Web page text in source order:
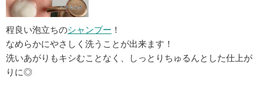
程良い泡立ちのシャンプー ！
なめらかにやさしく洗うことが出来ます！
洗いあがりもキシむことなく、しっとりちゅるんとした仕上が
りに◎